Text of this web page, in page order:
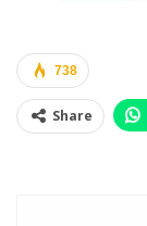
738
Share